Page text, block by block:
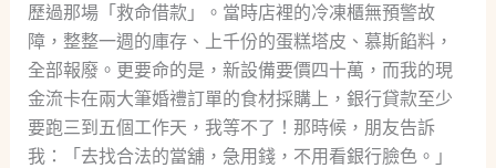
歷過那場「救命借款」。當時店裡的冷凍櫃無預警故
障，整整一週的庫存、上千份的蛋糕塔皮、慕斯餡料，
全部報廢。更要命的是，新設備要價四十萬，而我的現
金流卡在兩大筆婚禮訂單的食材採購上，銀行貸款至少
要跑三到五個工作天，我等不了！那時候，朋友告訴
我：「去找合法的當舖，急用錢，不用看銀行臉色。」